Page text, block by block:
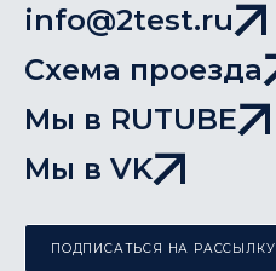
info@2test.ru
Схема проезда
Мы в RUTUBE
Мы в VK
ПОДПИСАТЬСЯ НА РАССЫЛКУ